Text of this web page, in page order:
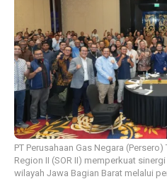
PT Perusahaan Gas Negara
Region II (SOR II) memperkuat
wilayah Jawa Bagian Barat melalui